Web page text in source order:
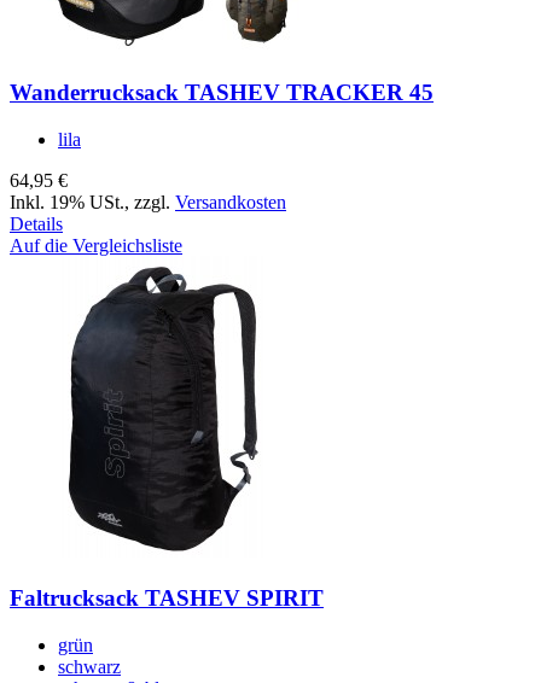
Wanderrucksack TASHEV TRACKER 45
lila
64,95 €
Inkl. 19% USt., zzgl. Versandkosten
Details
Auf die Vergleichsliste
Faltrucksack TASHEV SPIRIT
grün
schwarz